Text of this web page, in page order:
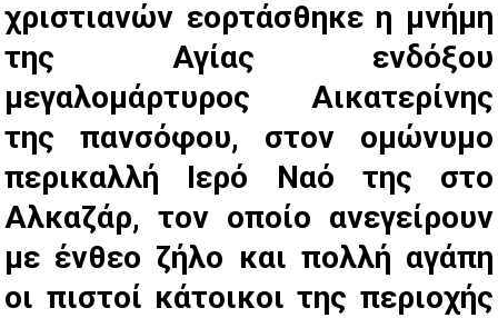
χριστιανών εορτάσθηκε η μνήμη
της Αγίας ενδόξου
μεγαλομάρτυρος Αικατερίνης
της πανσόφου, στον ομώνυμο
περικαλλή Ιερό Ναό της στο
Αλκαζάρ, τον οποίο ανεγείρουν
με ένθεο ζήλο και πολλή αγάπη
οι πιστοί κάτοικοι της περιοχής